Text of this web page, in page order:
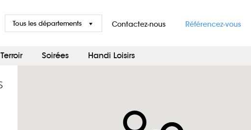
Contactez-nous Référencez-vous
Tous les départements
Terroir Soirées Handi Loisirs